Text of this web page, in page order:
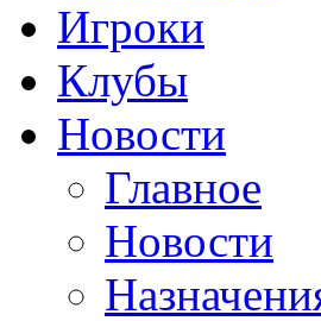
Игроки
Клубы
Новости
Главное
Новости